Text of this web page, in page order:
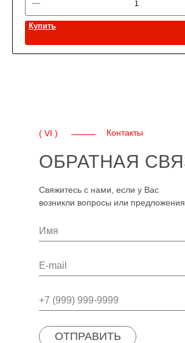
Купить
ОБРАТНАЯ
Свяжитесь с нами, если у Вас
возникли вопросы или
ОТПРАВИТЬ
( VI ) Контакты